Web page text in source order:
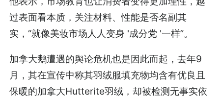
过表面看本质，关注材料、性能是否名副其
实，“就像美妆市场人人变身 '成分党 '一样”。
加拿大鹅遭遇的舆论危机也是因此而起，去年9
月，其在宣传中称其羽绒服填充物均含有优良且
保暖的加拿大Hutterite羽绒，却被检测无事实依